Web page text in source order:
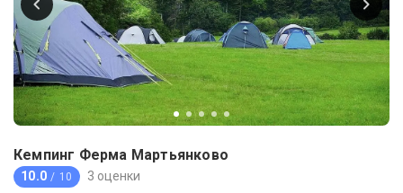
Кемпинг Ферма Мартьянково
10.0 / 10 3 оценки